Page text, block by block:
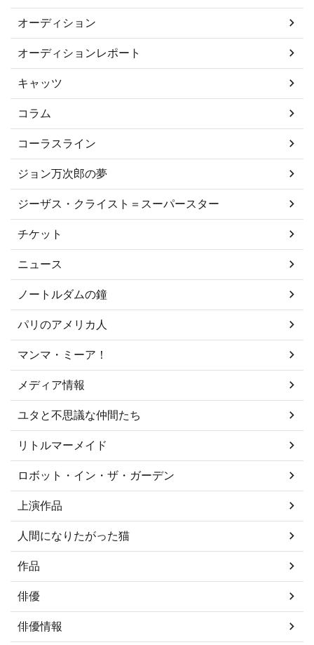
オーディション
オーディションレポート
キャッツ
コラム
コーラスライン
ジョン万次郎の夢
ジーザス・クライスト＝スーパースター
チケット
ニュース
ノートルダムの鐘
パリのアメリカ人
マンマ・ミーア！
メディア情報
ユタと不思議な仲間たち
リトルマーメイド
ロボット・イン・ザ・ガーデン
上演作品
人間になりたがった猫
作品
俳優
俳優情報